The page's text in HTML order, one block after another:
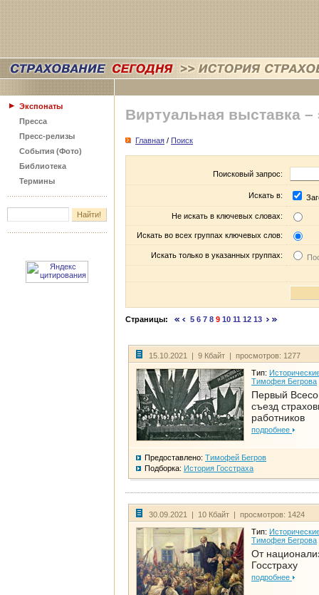
Экспонаты
Пресса
Пресс-релизы
События (Фото)
Библиотека
Термины
Виртуальная выставка –
Главная / Поиск
Поисковый запрос:
Искать в:
Не искать в ключевых словах:
Искать во всех группах ключевых слов:
Искать только в указанных группах:
Страницы: 5 6 7 8 9 10 11 12 13
15.10.2021 | 9 Кбайт | просмотров: 1277
Тип:
Тимофея Бегрова
Первый
съезд
работников
подробнее
Предоставлено: Тимофей Бегров
Подборка: История Госстраха
30.09.2021 | 10 Кбайт | просмотров: 1424
Тип:
Тимофея Бегрова
От
Госстраху
подробнее